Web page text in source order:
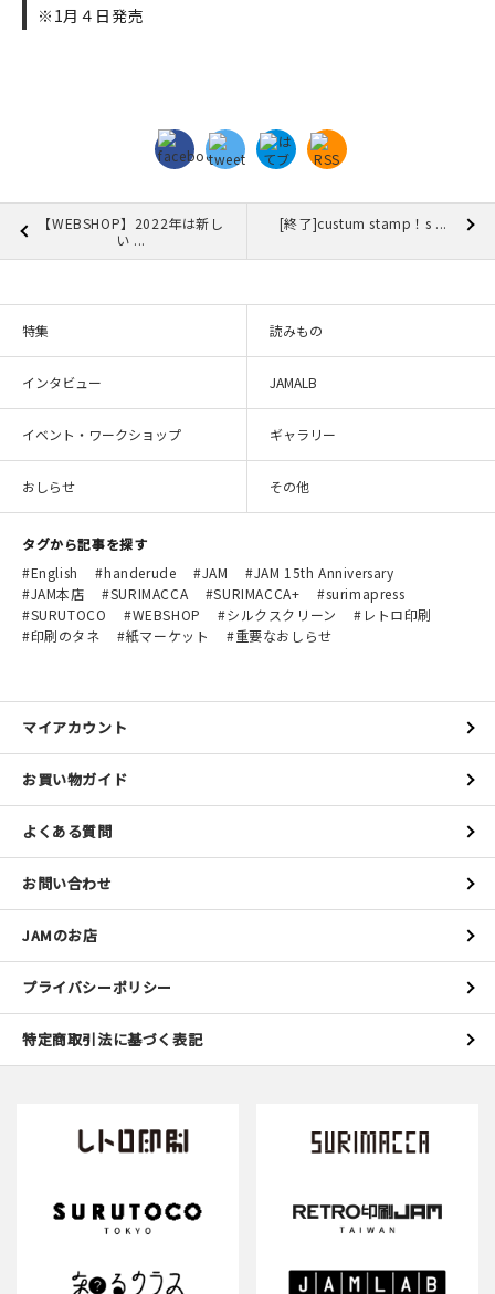
※1月４日発売
【WEBSHOP】2022年は新し
い ...
[終了]custum stamp！s ...
特集 読みもの
インタビュー JAMALB
イベント・ワークショップ ギャラリー
おしらせ その他
タグから記事を探す
English
handerude JAM
JAM 15th Anniversary
JAM本店
SURIMACCA SURIMACCA+
surimapress
SURUTOCO
WEBSHOP シルクスクリーン
レトロ印刷
印刷のタネ
紙マーケット 重要なおしらせ
マイアカウント
お買い物ガイド
よくある質問
お問い合わせ
JAMのお店
プライバシーポリシー
特定商取引法に基づく表記